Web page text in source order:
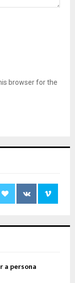
browser for the
a persona